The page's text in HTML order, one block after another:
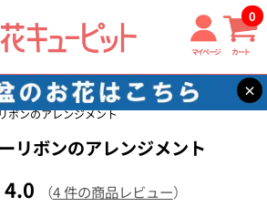
マイページ カート
0
×
生花（ひまわり）
【7月の誕生花（ひまわ
ボンのアレンジメント
リボンのアレンジメント
（4 件の商品レビュー）